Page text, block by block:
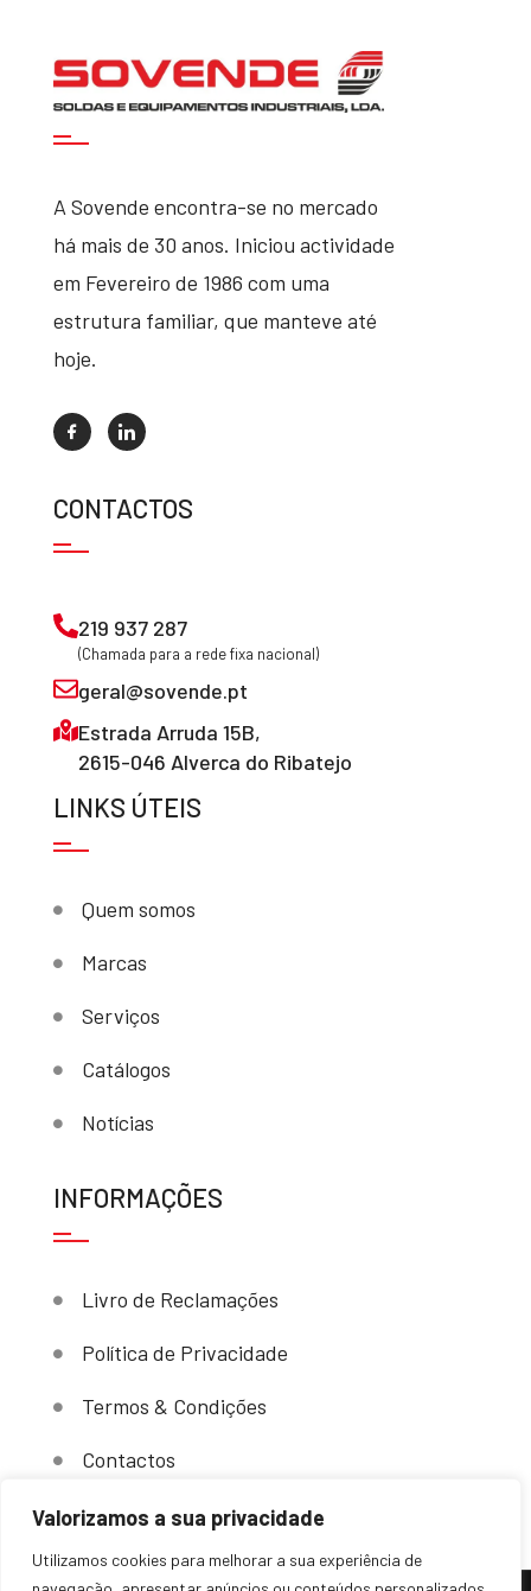
Valorizamos a sua privacidade
Utilizamos cookies para melhorar a sua experiência de
A Sovende encontra-se no mercado
há mais de 30 anos. Iniciou actividade
em Fevereiro de 1986 com uma
estrutura familiar, que manteve até
hoje.
CONTACTOS
219 937 287
(Chamada para a rede fixa nacional)
geral@sovende.pt
Estrada Arruda 15B,
2615-046 Alverca do Ribatejo
LINKS ÚTEIS
Quem somos
Marcas
Serviços
Catálogos
Notícias
INFORMAÇÕES
Livro de Reclamações
Política de Privacidade
Termos & Condições
Contactos